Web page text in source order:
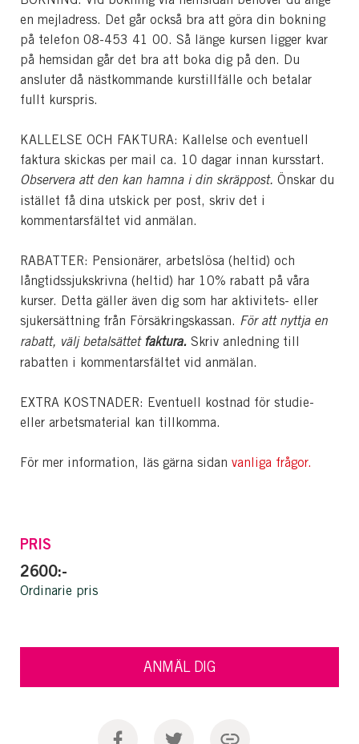
en mejladress. Det går också bra att göra din bokning
på telefon 08-453 41 00. Så länge kursen ligger kvar
på hemsidan går det bra att boka dig på den. Du
ansluter då nästkommande kurstillfälle och betalar
fullt kurspris.
KALLELSE OCH FAKTURA: Kallelse och eventuell
faktura skickas per mail ca. 10 dagar innan kursstart.
Observera att den kan hamna i din skräppost. Önskar du
istället få dina utskick per post, skriv det i
kommentarsfältet vid anmälan.
RABATTER: Pensionärer, arbetslösa (heltid) och
långtidssjukskrivna (heltid) har 10% rabatt på våra
kurser. Detta gäller även dig som har aktivitets- eller
sjukersättning från Försäkringskassan. För att nyttja en
rabatt, välj betalsättet faktura. Skriv anledning till
rabatten i kommentarsfältet vid anmälan.
EXTRA KOSTNADER: Eventuell kostnad för studie-
eller arbetsmaterial kan tillkomma.
För mer information, läs gärna sidan vanliga frågor.
PRIS
2600:-
Ordinarie pris
ANMÄL DIG